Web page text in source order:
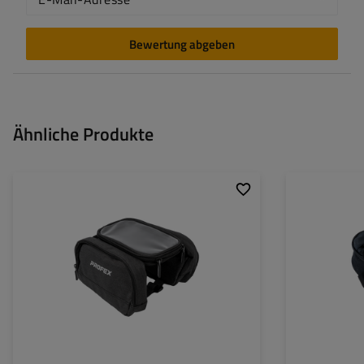
Bewertung abgeben
Ähnliche Produkte